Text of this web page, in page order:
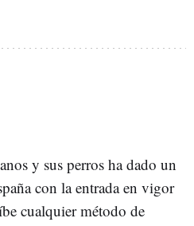
y sus perros ha dado un
con la entrada en vigor
cualquier método de